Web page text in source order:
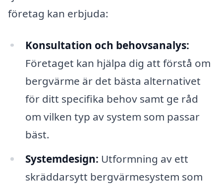
företag kan erbjuda:
Konsultation och behovsanalys:
Företaget kan hjälpa dig att förstå om
bergvärme är det bästa alternativet
för ditt specifika behov samt ge råd
om vilken typ av system som passar
bäst.
Systemdesign: Utformning av ett
skräddarsytt bergvärmesystem som